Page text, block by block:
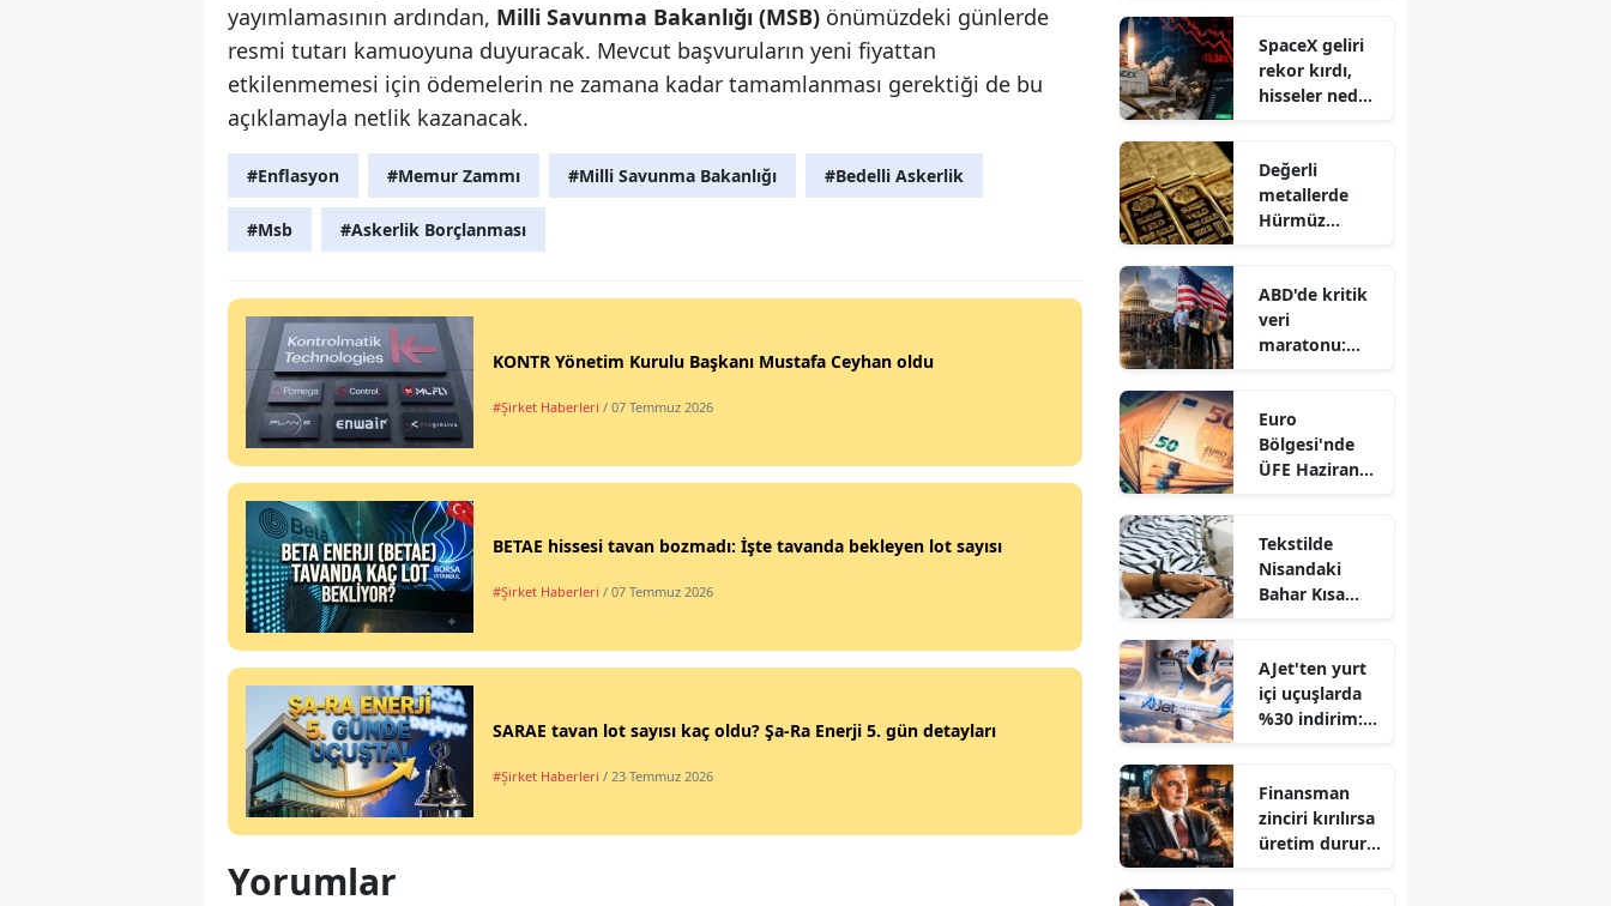
yayımlamasının ardından, Milli Savunma Bakanlığı (MSB) önümüzdeki günlerde
resmi tutarı kamuoyuna duyuracak. Mevcut başvuruların yeni fiyattan
etkilenmemesi için ödemelerin ne zamana kadar tamamlanması gerektiği de bu
açıklamayla netlik kazanacak.
#Enflasyon #Memur Zammı #Milli Savunma Bakanlığı #Bedelli Askerlik
#Msb #Askerlik Borçlanması
KONTR Yönetim Kurulu Başkanı Mustafa Ceyhan oldu
#Şirket Haberleri / 07 Temmuz 2026
BETAE hissesi tavan bozmadı: İşte tavanda bekleyen lot sayısı
#Şirket Haberleri / 07 Temmuz 2026
SARAE tavan lot sayısı kaç oldu? Şa-Ra Enerji 5. gün detayları
#Şirket Haberleri / 23 Temmuz 2026
Yorumlar
SpaceX geliri
rekor kırdı,
hisseler neden
Değerli
metallerde
Hürmüz
doları aştı
ABD'de kritik
veri
maratonu:
başvurularınd
a
Euro
Bölgesi'nde
ÜFE Haziran
%0,3 Geriledi!
Tekstilde
Nisandaki
Bahar Kısa
Binden Fazla
İş Kaybı!
AJet'ten yurt
içi uçuşlarda
%30 indirim:
Finansman
zinciri kırılırsa
üretim durur: